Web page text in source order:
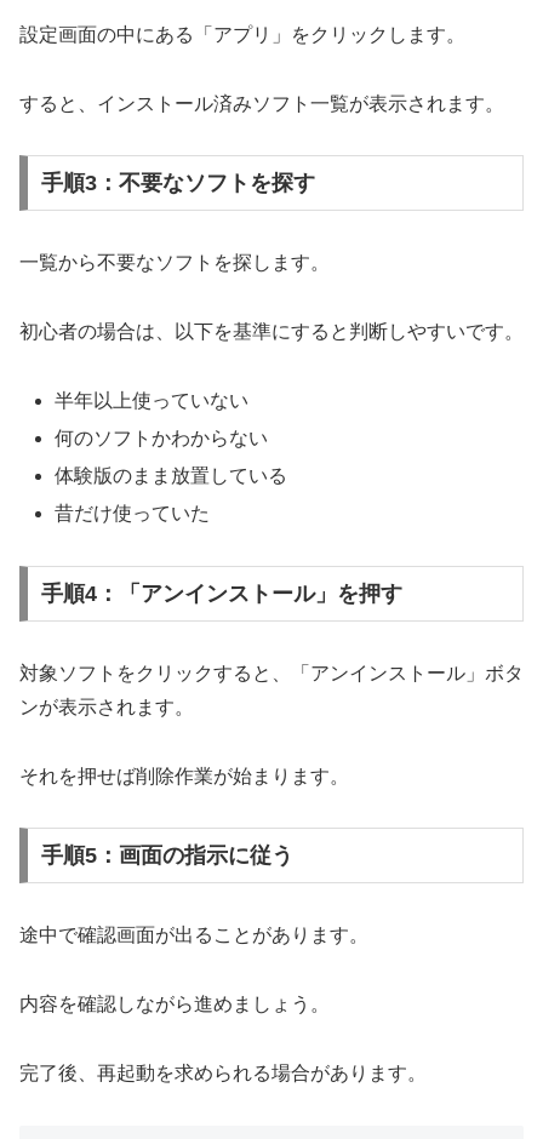
設定画面の中にある「アプリ」をクリックします。
すると、インストール済みソフト一覧が表示されます。
手順3：不要なソフトを探す
一覧から不要なソフトを探します。
初心者の場合は、以下を基準にすると判断しやすいです。
半年以上使っていない
何のソフトかわからない
体験版のまま放置している
昔だけ使っていた
手順4：「アンインストール」を押す
対象ソフトをクリックすると、「アンインストール」ボタ
ンが表示されます。
それを押せば削除作業が始まります。
手順5：画面の指示に従う
途中で確認画面が出ることがあります。
内容を確認しながら進めましょう。
完了後、再起動を求められる場合があります。